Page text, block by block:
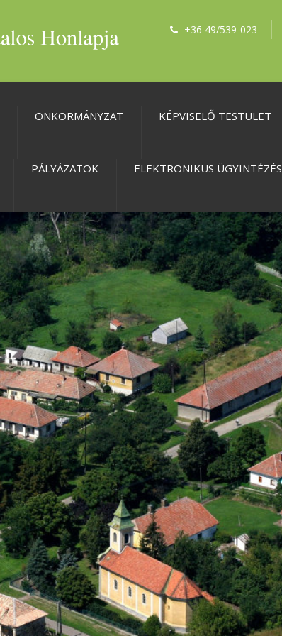
+36 49/539-023
ÖNKORMÁNYZAT KÉPVISELŐ TESTÜLET
PÁLYÁZATOK ELEKTRONIKUS ÜGYINTÉZÉS